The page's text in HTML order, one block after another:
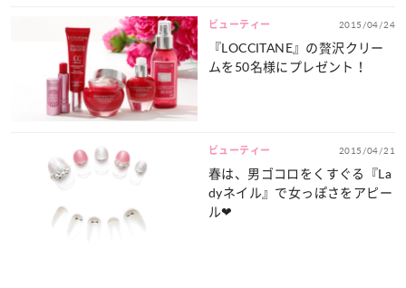
ビューティー 2015/04/24
『LOCCITANE』の贅沢クリー
ムを50名様にプレゼント！
ビューティー 2015/04/21
春は、男ゴコロをくすぐる『La
dyネイル』で女っぽさをアピー
ル❤